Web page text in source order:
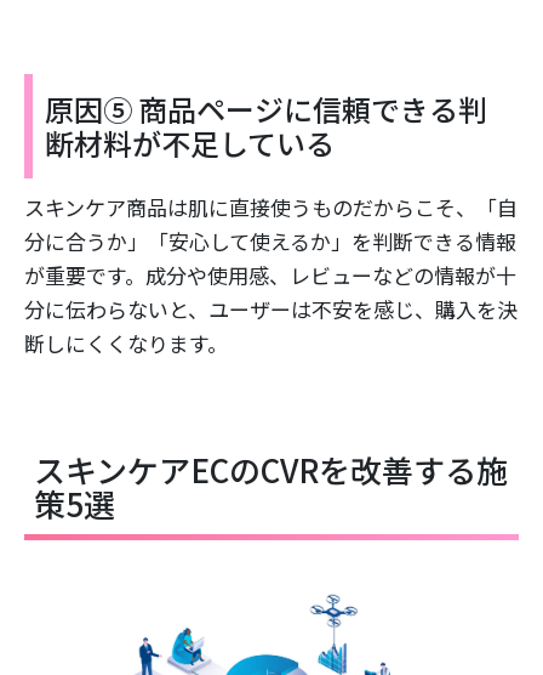
原因⑤ 商品ページに信頼できる判
断材料が不足している
スキンケア商品は肌に直接使うものだからこそ、「自
分に合うか」「安心して使えるか」を判断できる情報
が重要です。成分や使用感、レビューなどの情報が十
分に伝わらないと、ユーザーは不安を感じ、購入を決
断しにくくなります。
スキンケアECのCVRを改善する施
策5選